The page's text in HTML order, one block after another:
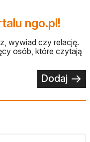
ngo.pl!
wywiad czy relację.
osób, które czytają
Dodaj